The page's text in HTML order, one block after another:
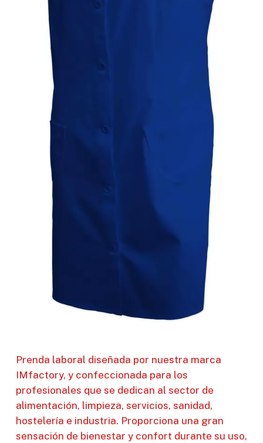
Prenda laboral diseñada por nuestra marca
IMfactory, y confeccionada para los
profesionales que se dedican al sector de
alimentación, limpieza, servicios, sanidad,
hostelería e industria. Proporciona una gran
sensación de bienestar y confort durante su uso,